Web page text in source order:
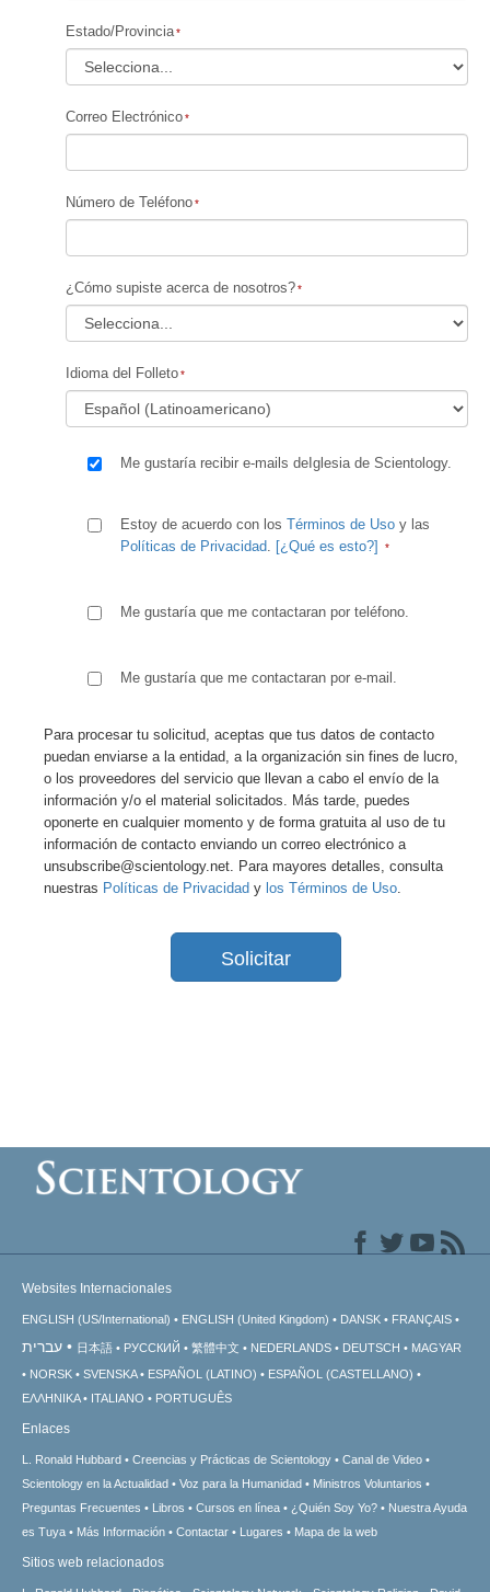
Estado/Provincia
Correo Electrónico
Número de Teléfono
¿Cómo supiste acerca de nosotros?
Idioma del Folleto
Me gustaría recibir e-mails deIglesia de Scientology.
Estoy de acuerdo con los Términos de Uso y las
Políticas de Privacidad. [¿Qué es esto?]
Me gustaría que me contactaran por teléfono.
Me gustaría que me contactaran por e-mail.
Para procesar tu solicitud, aceptas que tus datos de contacto
puedan enviarse a la entidad, a la organización sin fines de lucro,
o los proveedores del servicio que llevan a cabo el envío de la
información y/o el material solicitados. Más tarde, puedes
oponerte en cualquier momento y de forma gratuita al uso de tu
información de contacto enviando un correo electrónico a
unsubscribe@scientology.net. Para mayores detalles, consulta
nuestras Políticas de Privacidad y los Términos de Uso.
Solicitar
Websites Internacionales
ENGLISH (US/International) ENGLISH (United Kingdom) DANSK FRANÇAIS
עברית 日本語 РУССКИЙ 繁體中文 NEDERLANDS DEUTSCH
MAGYAR
NORSK
SVENSKA ESPAÑOL (LATINO)
ESPAÑOL (CASTELLANO)
ΕΛΛΗΝΙΚA
ITALIANO PORTUGUÊS
Enlaces
L. Ronald Hubbard Creencias y Prácticas de Scientology
Canal de Video
Scientology en la Actualidad
Voz para la Humanidad
Ministros Voluntarios
Preguntas Frecuentes
Libros Cursos en línea ¿Quién Soy Yo?
Nuestra Ayuda
es Tuya
Más Información Contactar Lugares Mapa de la web
Sitios web relacionados